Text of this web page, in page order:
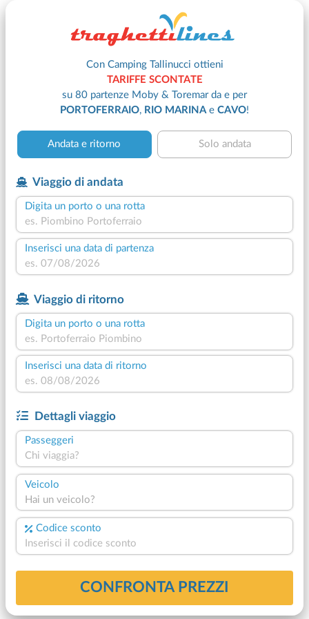
Con Camping Tallinucci ottieni
TARIFFE SCONTATE
su 80 partenze Moby & Toremar da e per
PORTOFERRAIO, RIO MARINA e CAVO!
Andata e ritorno Solo andata
Viaggio di andata
Digita un porto o una rotta
Inserisci una data di partenza
Viaggio di ritorno
Digita un porto o una rotta
Inserisci una data di ritorno
Dettagli viaggio
Passeggeri
Chi viaggia?
Veicolo
Hai un veicolo?
Codice sconto
CONFRONTA PREZZI